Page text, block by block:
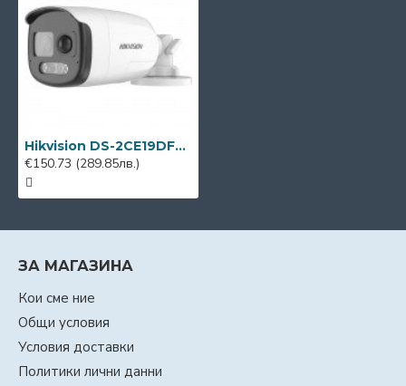
Hikvision DS-2CE19DF3T-LSZE, 2MP ColorVu Dual-light
€150.73 (289.85лв.)
ЗА МАГАЗИНА
Кои сме ние
Общи условия
Условия доставки
Политики лични данни